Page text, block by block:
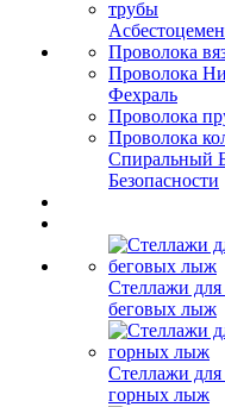
Проволока
Проволока
Фехраль
Проволока
Проволока
Спиральный
Безопасности
Стеллажи для
беговых лыж
Стеллажи для
горных лыж